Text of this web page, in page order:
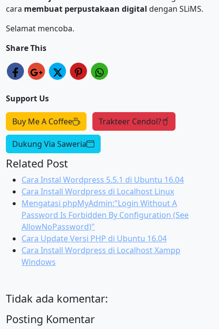
cara membuat perpustakaan digital dengan SLiMS.
Selamat mencoba.
Share This
Support Us
Buy Me A Coffee Trakteer Cendol?
Dukung Via Saweria
Related Post
Cara Instal Wordpress 5.5.1 di Ubuntu 16.04
Cara Install Wordpress di Localhost Linux
Mengatasi phpMyAdmin:"Login Without A
Password Is Forbidden By Configuration (See
AllowNoPassword)"
Cara Update Versi PHP di Ubuntu 16.04
Cara Install Wordpress di Localhost Xampp
Windows
Tidak ada komentar:
Posting Komentar